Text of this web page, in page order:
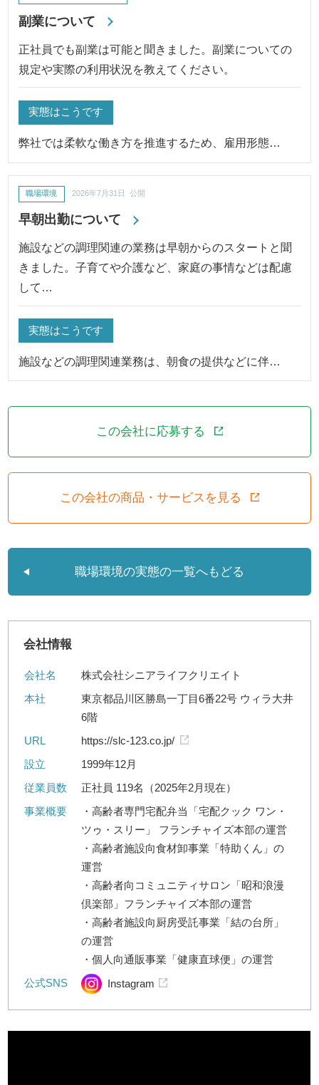
副業について
正社員でも副業は可能と聞きました。副業についての
規定や実際の利用状況を教えてください。
実態はこうです
弊社では柔軟な働き方を推進するため、雇用形態…
早朝出勤について
職場環境 2026年7月31日 公開
施設などの調理関連の業務は早朝からのスタートと聞
きました。子育てや介護など、家庭の事情などは配慮
して…
実態はこうです
施設などの調理関連業務は、朝食の提供などに伴…
この会社に応募する
この会社の商品・サービスを見る
職場環境の実態の一覧へもどる
会社情報
会社名
株式会社シニアライフクリエイト
本社
東京都品川区勝島一丁目6番22号 ウィラ大井
6階
URL
https://slc-123.co.jp/
設立
1999年12月
従業員数
正社員 119名（2025年2月現在）
事業概要
・高齢者専門宅配弁当「宅配クック ワン・
ツゥ・スリー」 フランチャイズ本部の運営
・高齢者施設向食材卸事業「特助くん」の
運営
・高齢者向コミュニティサロン「昭和浪漫
倶楽部」フランチャイズ本部の運営
・高齢者施設向厨房受託事業「結の台所」
の運営
・個人向通販事業「健康直球便」の運営
公式SNS
Instagram